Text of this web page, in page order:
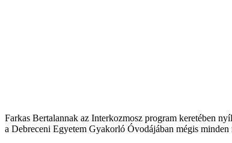
Farkas Bertalannak az Interkozmosz program keretében
a Debreceni Egyetem Gyakorló Óvodájában mégis